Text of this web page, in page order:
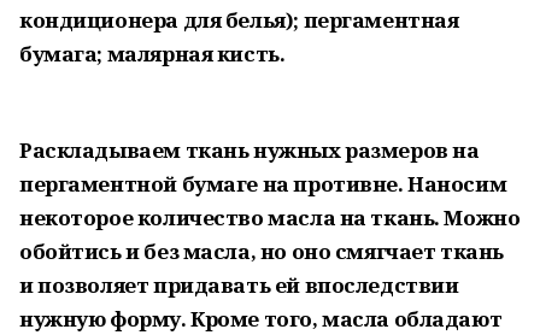
кондиционера для белья); пергаментная
бумага; малярная кисть.
Раскладываем ткань нужных размеров на
пергаментной бумаге на противне. Наносим
некоторое количество масла на ткань. Можно
обойтись и без масла, но оно смягчает ткань
и позволяет придавать ей впоследствии
нужную форму. Кроме того, масла обладают